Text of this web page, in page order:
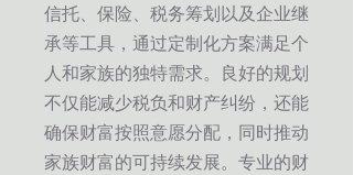
信托、保险、税务筹划以及企业继
承等工具，通过定制化方案满足个
人和家族的独特需求。良好的规划
不仅能减少税负和财产纠纷，还能
确保财富按照意愿分配，同时推动
家族财富的可持续发展。专业的财